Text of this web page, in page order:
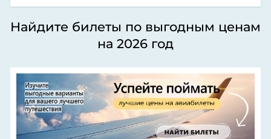
Найдите билеты по выгодным ценам
на 2026 год